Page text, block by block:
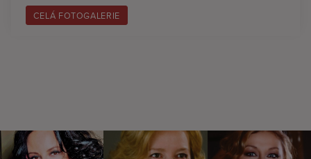
CELÁ FOTOGALERIE